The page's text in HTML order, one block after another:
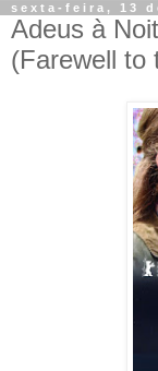
sexta-feira, 13
Adeus à
(Farewell to